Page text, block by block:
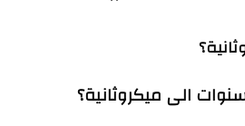
الى ميكروثانية؟